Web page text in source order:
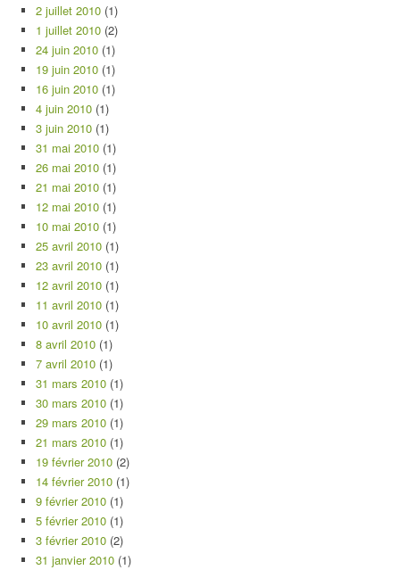
2 juillet 2010 (1)
1 juillet 2010 (2)
24 juin 2010 (1)
19 juin 2010 (1)
16 juin 2010 (1)
4 juin 2010 (1)
3 juin 2010 (1)
31 mai 2010 (1)
26 mai 2010 (1)
21 mai 2010 (1)
12 mai 2010 (1)
10 mai 2010 (1)
25 avril 2010 (1)
23 avril 2010 (1)
12 avril 2010 (1)
11 avril 2010 (1)
10 avril 2010 (1)
8 avril 2010 (1)
7 avril 2010 (1)
31 mars 2010 (1)
30 mars 2010 (1)
29 mars 2010 (1)
21 mars 2010 (1)
19 février 2010 (2)
14 février 2010 (1)
9 février 2010 (1)
5 février 2010 (1)
3 février 2010 (2)
31 janvier 2010 (1)